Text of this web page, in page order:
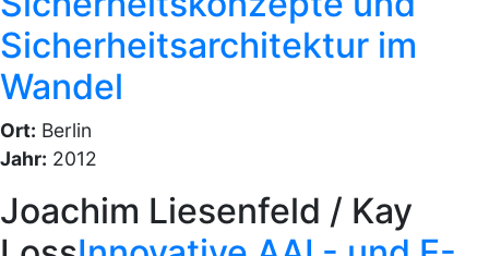
Sicherheitsarchitektur im
Wandel
Ort: Berlin
Jahr: 2012
Joachim Liesenfeld / Kay